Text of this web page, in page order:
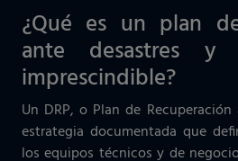
¿Qué es un plan
ante desastres
imprescindible?
Un DRP, o Plan de
estrategia documentada que
los equipos técnicos y de